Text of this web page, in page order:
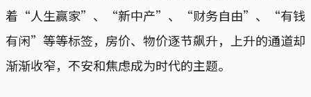
着“人生赢家”、“新中产”、“财务自由”、“有钱
有闲”等等标签，房价、物价逐节飙升，上升的通道却
渐渐收窄，不安和焦虑成为时代的主题。